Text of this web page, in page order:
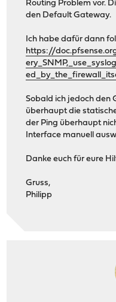
Routing Problem vor.
den Default Gateway.
Ich habe dafür dann
https://
Sobald ich jedoch den
überhaupt die
der Ping überhaupt
Interface manuell
Danke euch für eure
Gruss,
Philipp